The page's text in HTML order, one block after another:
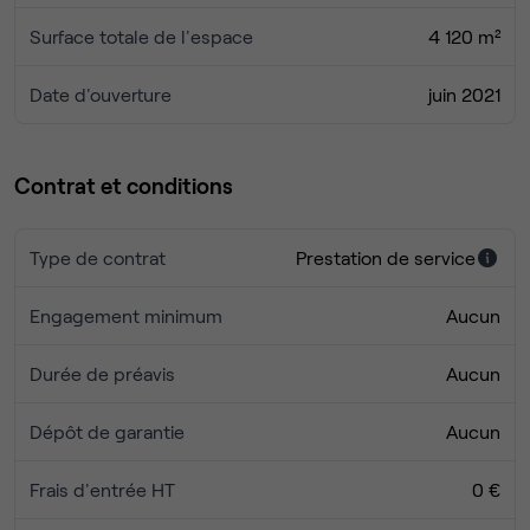
Au Parc de la Haute Borne, ce bâtiment flambant neuf a
lumière naturelle et vous assurer un espace de travail
Surface totale de l'espace 4 120 m²
Date d'ouverture juin 2021
Contrat et conditions
Type de contrat Prestation de service
Engagement minimum Aucun
Durée de préavis Aucun
Dépôt de garantie Aucun
Frais d'entrée HT 0 €